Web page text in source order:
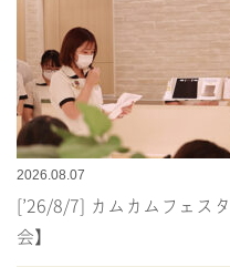
2026.08.07
[’26/8/7] カムカムフェス
会】